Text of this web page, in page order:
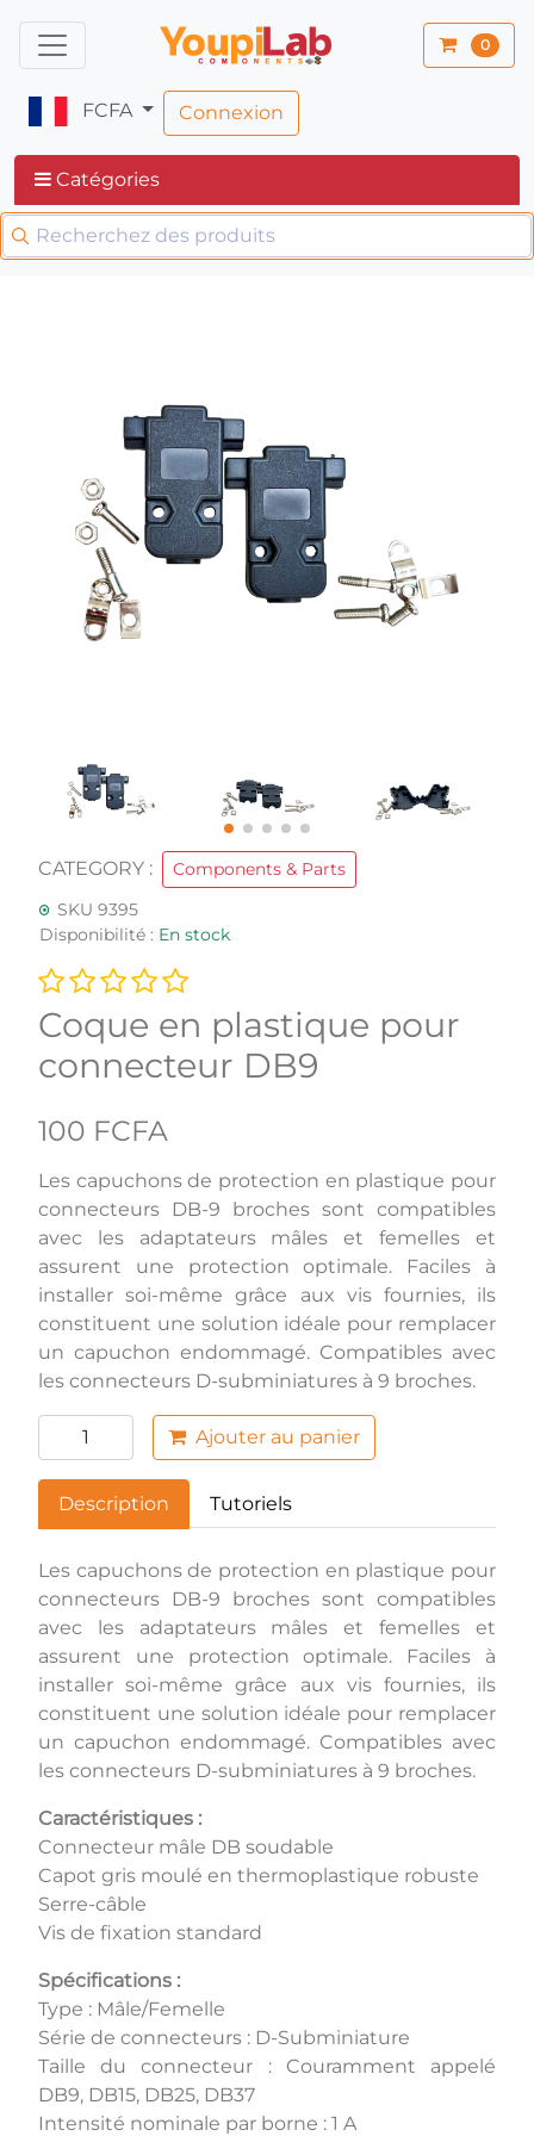
0
FCFA Connexion
Catégories
CATEGORY :
Components & Parts
SKU 9395
Disponibilité : En stock
Coque en plastique pour
connecteur DB9
100 FCFA
Les capuchons de protection en plastique pour
connecteurs DB-9 broches sont compatibles
avec les adaptateurs mâles et femelles et
assurent une protection optimale. Faciles à
installer soi-même grâce aux vis fournies, ils
constituent une solution idéale pour remplacer
un capuchon endommagé. Compatibles avec
les connecteurs D-subminiatures à 9 broches.
Ajouter au panier
Description Tutoriels
Les capuchons de protection en plastique pour
connecteurs DB-9 broches sont compatibles
avec les adaptateurs mâles et femelles et
assurent une protection optimale. Faciles à
installer soi-même grâce aux vis fournies, ils
constituent une solution idéale pour remplacer
un capuchon endommagé. Compatibles avec
les connecteurs D-subminiatures à 9 broches.
Caractéristiques :
Connecteur mâle DB soudable
Capot gris moulé en thermoplastique robuste
Serre-câble
Vis de fixation standard
Spécifications :
Type : Mâle/Femelle
Série de connecteurs : D-Subminiature
Taille du connecteur : Couramment appelé
DB9, DB15, DB25, DB37
Intensité nominale par borne : 1 A